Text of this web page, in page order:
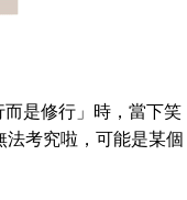
是修行」時，當下笑
考究啦，可能是某個